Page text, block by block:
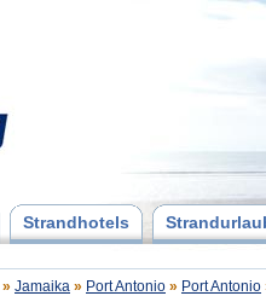
Strandhotels
» Jamaika » Port Antonio » Port Antonio